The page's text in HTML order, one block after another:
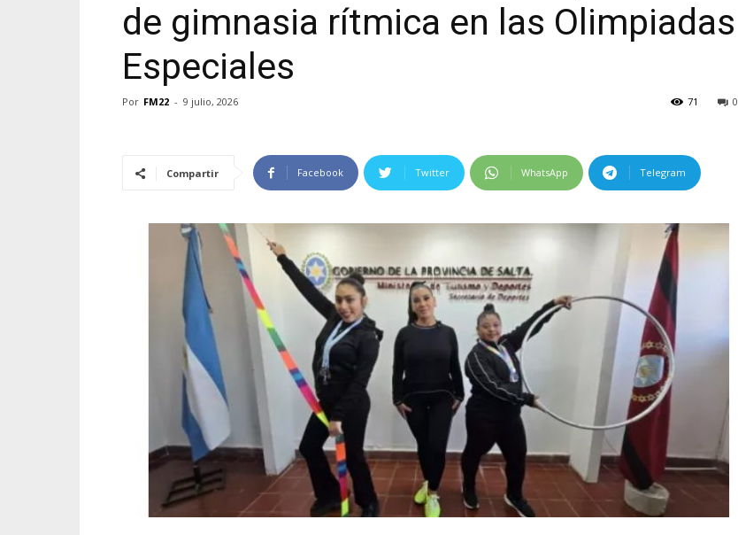
de gimnasia rítmica en las Olimpiadas
Especiales
Por FM22 - 9 julio, 2026 0
71
Compartir Facebook Twitter WhatsApp Telegram